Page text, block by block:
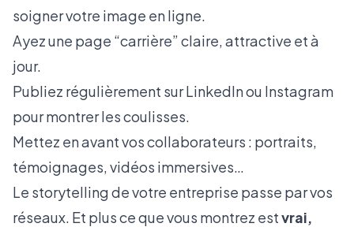
soigner votre image en ligne.
Ayez une page “carrière” claire, attractive et à
jour.
Publiez régulièrement sur LinkedIn ou Instagram
pour montrer les coulisses.
Mettez en avant vos collaborateurs : portraits,
témoignages, vidéos immersives…
Le storytelling de votre entreprise passe par vos
réseaux. Et plus ce que vous montrez estvrai,